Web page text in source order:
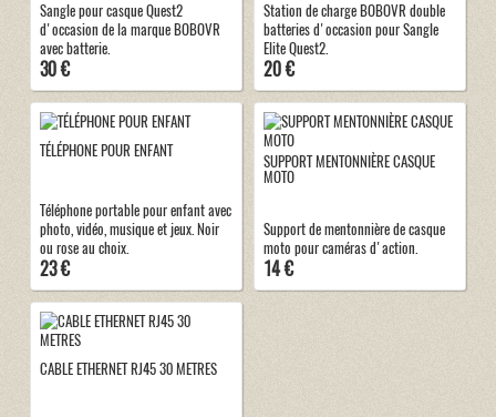
Sangle pour casque Quest2
d'occasion de la marque BOBOVR
avec batterie.
30 €
Station de charge BOBOVR double
batteries d'occasion pour Sangle
Elite Quest2.
20 €
TÉLÉPHONE POUR ENFANT
Téléphone portable pour enfant avec
photo, vidéo, musique et jeux. Noir
ou rose au choix.
23 €
SUPPORT MENTONNIÈRE CASQUE
MOTO
Support de mentonnière de casque
moto pour caméras d'action.
14 €
CABLE ETHERNET RJ45 30 METRES